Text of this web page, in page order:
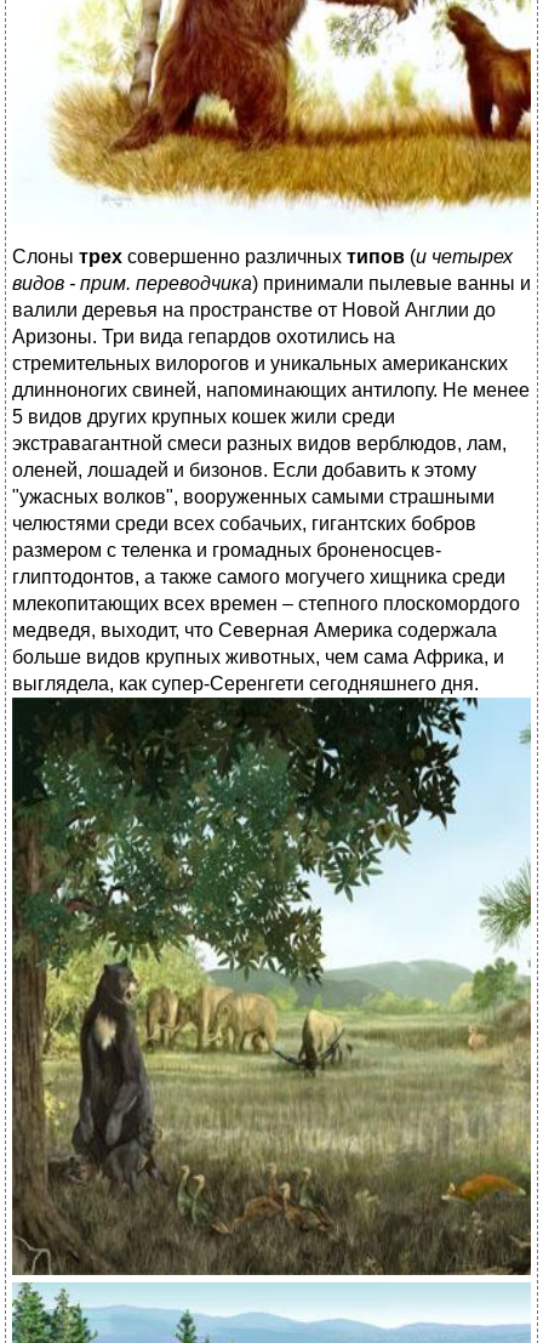
Слоны трех совершенно различных типов (и четырех
видов - прим. переводчика) принимали пылевые ванны и
валили деревья на пространстве от Новой Англии до
Аризоны. Три вида гепардов охотились на
стремительных вилорогов и уникальных американских
длинноногих свиней, напоминающих антилопу. Не менее
5 видов других крупных кошек жили среди
экстравагантной смеси разных видов верблюдов, лам,
оленей, лошадей и бизонов. Если добавить к этому
"ужасных волков", вооруженных самыми страшными
челюстями среди всех собачьих, гигантских бобров
размером с теленка и громадных броненосцев-
глиптодонтов, а также самого могучего хищника среди
млекопитающих всех времен – степного плоскомордого
медведя, выходит, что Северная Америка содержала
больше видов крупных животных, чем сама Африка, и
выглядела, как супер-Серенгети сегодняшнего дня.